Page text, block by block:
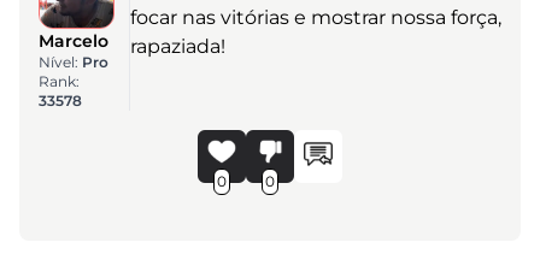
Marcelo
Nível: Pro
Rank:
33578
focar nas vitórias e mostrar nossa força,
rapaziada!
0 0